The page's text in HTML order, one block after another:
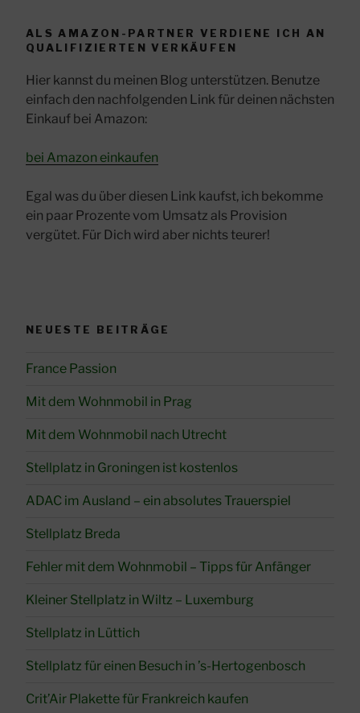
ALS AMAZON-PARTNER VERDIENE ICH AN
QUALIFIZIERTEN VERKÄUFEN
Hier kannst du meinen Blog unterstützen. Benutze
einfach den nachfolgenden Link für deinen nächsten
Einkauf bei Amazon:
bei Amazon einkaufen
Egal was du über diesen Link kaufst, ich bekomme
ein paar Prozente vom Umsatz als Provision
vergütet. Für Dich wird aber nichts teurer!
NEUESTE BEITRÄGE
France Passion
Mit dem Wohnmobil in Prag
Mit dem Wohnmobil nach Utrecht
Stellplatz in Groningen ist kostenlos
ADAC im Ausland – ein absolutes Trauerspiel
Stellplatz Breda
Fehler mit dem Wohnmobil – Tipps für Anfänger
Kleiner Stellplatz in Wiltz – Luxemburg
Stellplatz in Lüttich
Stellplatz für einen Besuch in ’s-Hertogenbosch
Crit’Air Plakette für Frankreich kaufen